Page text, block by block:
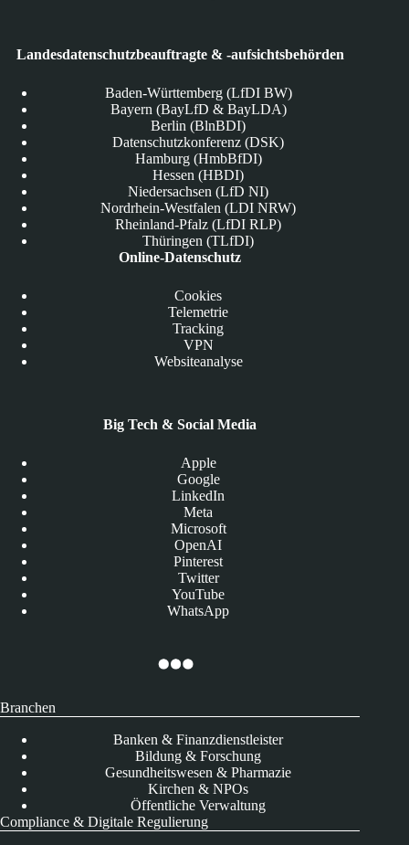
Landesdatenschutzbeauftragte & -aufsichtsbehörden
Baden-Württemberg (LfDI BW)
Bayern (BayLfD & BayLDA)
Berlin (BlnBDI)
Datenschutzkonferenz (DSK)
Hamburg (HmbBfDI)
Hessen (HBDI)
Niedersachsen (LfD NI)
Nordrhein-Westfalen (LDI NRW)
Rheinland-Pfalz (LfDI RLP)
Thüringen (TLfDI)
Online-Datenschutz
Cookies
Telemetrie
Tracking
VPN
Websiteanalyse
Big Tech & Social Media
Apple
Google
LinkedIn
Meta
Microsoft
OpenAI
Pinterest
Twitter
YouTube
WhatsApp
Branchen
Banken & Finanzdienstleister
Bildung & Forschung
Gesundheitswesen & Pharmazie
Kirchen & NPOs
Öffentliche Verwaltung
Compliance & Digitale Regulierung